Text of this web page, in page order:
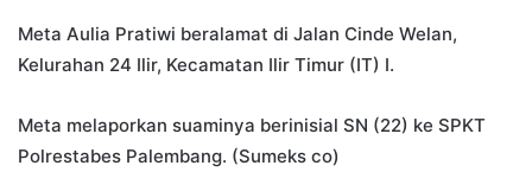
Meta Aulia Pratiwi beralamat di Jalan Cinde Welan,
Kelurahan 24 Ilir, Kecamatan Ilir Timur (IT) I.
Meta melaporkan suaminya berinisial SN (22) ke SPKT
Polrestabes Palembang. (Sumeks co)